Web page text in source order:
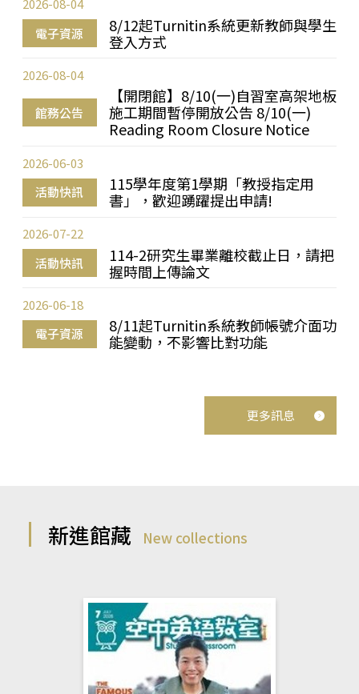
電子資源
8/12起Turnitin系統更新教師與學生
登入方式
2026-08-04
館務公告
【開閉館】8/10(一)自習室高架地板
施工期間暫停開放公告 8/10(一)
Reading Room Closure Notice
2026-08-04
活動快訊
115學年度第1學期「教授指定用
書」，歡迎踴躍提出申請!
2026-06-03
活動快訊
114-2研究生畢業離校截止日，請把
握時間上傳論文
2026-07-22
電子資源
8/11起Turnitin系統教師帳號介面功
能變動，不影響比對功能
2026-06-18
更多訊息
新進館藏 New collections